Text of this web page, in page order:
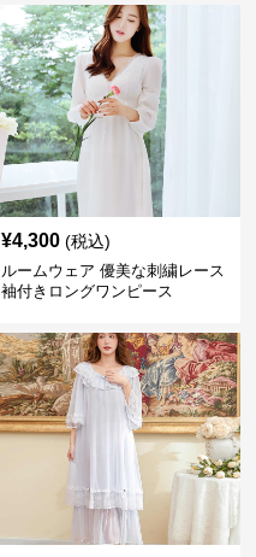
¥4,300 (税込)
ルームウェア 優美な刺繍レース
袖付きロングワンピース